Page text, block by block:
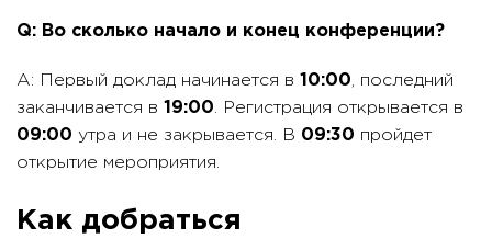
Q: Во сколько начало и конец конференции?
A: Первый доклад начинается в 10:00, последний
заканчивается в 19:00. Регистрация открывается в
09:00 утра и не закрывается. В 09:30 пройдет
открытие мероприятия.
Как добраться